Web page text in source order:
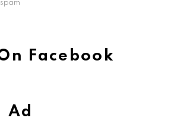
Facebook
Ad